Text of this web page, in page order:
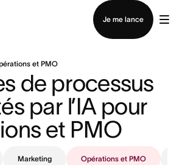
Je me lance
le service commercial
et PMO
de processus
par l’IA pour
et PMO
Marketing Opérations et PMO